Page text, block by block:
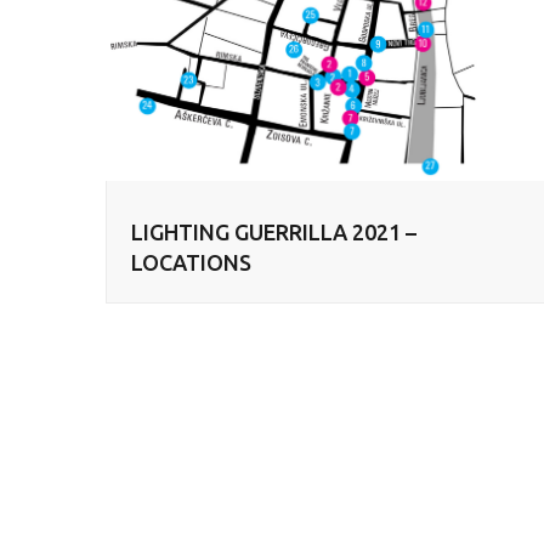
LIGHTING GUERRILLA 2021 –
LOCATIONS